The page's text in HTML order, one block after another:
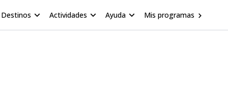
Destinos Actividades Ayuda Mis programas